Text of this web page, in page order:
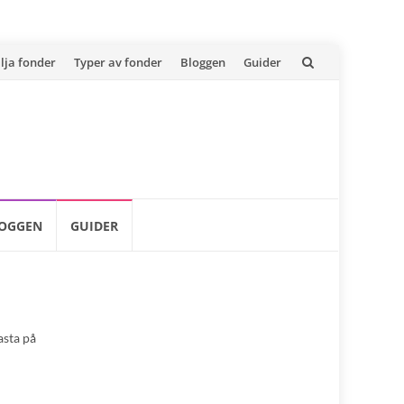
fonder Typer av fonder Bloggen Guider
GUIDER
på